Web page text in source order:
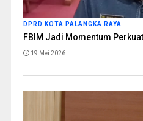
DPRD KOTA PALANGKA RAYA
FBIM Jadi Momentum
19 Mei 2026